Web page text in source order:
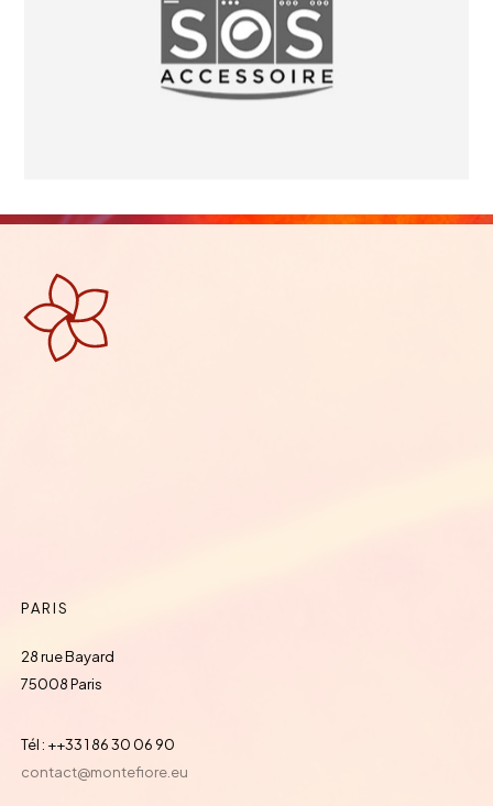
PARIS
28 rue Bayard
75008 Paris
Tél : ++33 1 86 30 06 90
contact@montefiore.eu